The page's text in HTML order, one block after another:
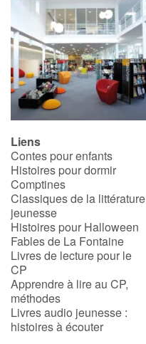
Liens
Contes pour enfants
Histoires pour dormir
Comptines
Classiques de la littérature
jeunesse
Histoires pour Halloween
Fables de La Fontaine
Livres de lecture pour le
CP
Apprendre à lire au CP,
méthodes
Livres audio jeunesse :
histoires à écouter